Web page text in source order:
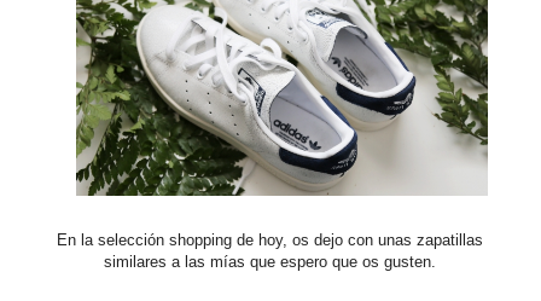
En la selección shopping de hoy, os dejo con unas zapatillas
similares a las mías que espero que os gusten.